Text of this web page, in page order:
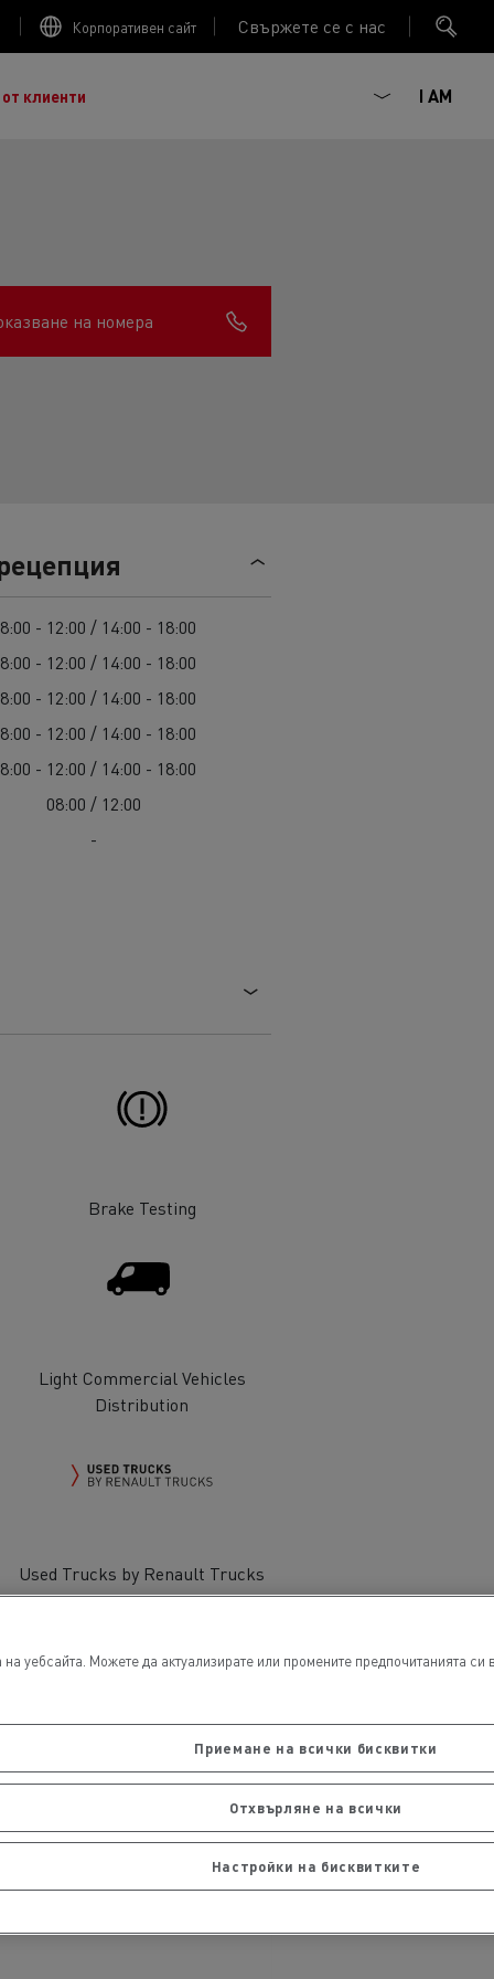
Корпоративен сайт Свържете се с нас
ЛЕКОТОВАРНИ ПРЕВОЗНИ СРЕДСТВА
Строителни специалисти
:
ГОРИВНА ЕФЕКТИВНОСТ
френски производител на камиони, основан
от повече от век иновации, сега сме
клиенти I AM
на номера
- 12:00 / 14:00 - 18:00
- 12:00 / 14:00 - 18:00
- 12:00 / 14:00 - 18:00
- 12:00 / 14:00 - 18:00
- 12:00 / 14:00 - 18:00
08:00 / 12:00
-
Brake Testing
Light Commercial Vehicles
Distribution
Used Trucks by Renault Trucks
Можете да актуализирате или промените предпочитанията
Приемане на всички бисквитки
Отхвърляне на всички
Настройки на бисквитките